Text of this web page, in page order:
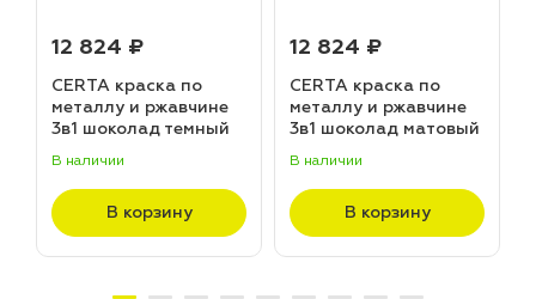
12 824 ₽
CERTA краска по
металлу и ржавчине
3в1 шоколад темный
(20,0кг)
В наличии
В корзину
12 824 ₽
CERTA краска по
металлу и ржавчине
3в1 шоколад матовый
В наличии
В корзину